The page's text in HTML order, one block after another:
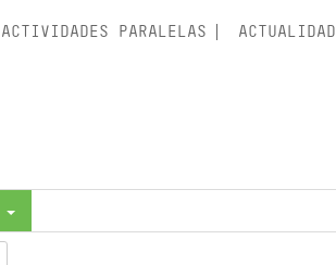
ACTIVIDADES PARALELAS ACTUALIDAD